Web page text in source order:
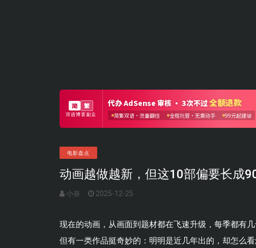
电影盘点
动画越做越新，但这10部偏要长成
小奈 2025-12-25
现在的动画，从画面到题材都在飞速升级，每季都有
但有一类作品挺奇妙的：明明是近几年出的，却怎么